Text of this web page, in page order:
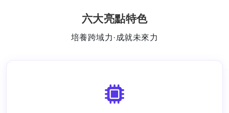
六大亮點特色
培養跨域力·成就未來力